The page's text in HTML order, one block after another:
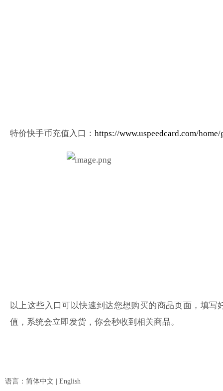
特价快手币充值入口： https://www.uspeedcard.com/
以上这些入口可以快速到达您想购买的商品页面，填
值，系统会立即发货，你会秒收到相关商品。
语言： 简体中文 | English